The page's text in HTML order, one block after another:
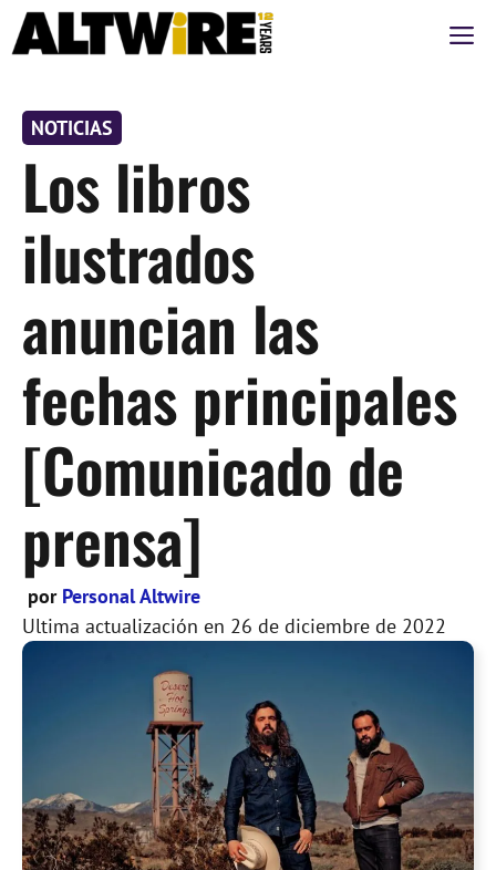
Saltar
al
NOTICIAS
Los libros
ilustrados
anuncian las
fechas principales
[Comunicado de
prensa]
por Personal Altwire
Ultima actualización en 26 de diciembre de 2022